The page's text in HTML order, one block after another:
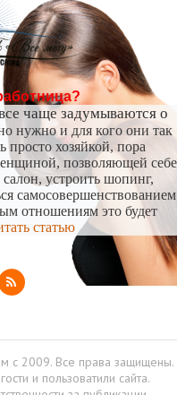
чаще задумываются о
нужно и для кого они так
просто хозяйкой, пора
позволяющей себе
устроить шопинг,
самосовершенствованием
отношениям это будет
статью
с 2009. Все права защищены.
и пользоватили сайта.